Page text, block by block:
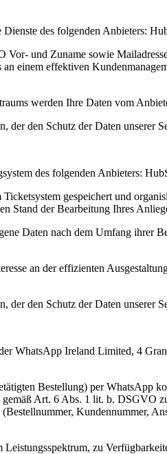
des folgenden Anbieters:
und Zuname sowie
einem effektiven
werden Ihre Daten vom
den Schutz der Daten unserer
des folgenden Anbieters:
gespeichert und
Stand der Bearbeitung Ihres
Daten nach dem Umfang ihrer
an der effizienten
den Schutz der Daten unserer
WhatsApp Ireland Limited, 4
Bestellung) per
Art. 6 Abs. 1 lit. b. DSGVO
Kundennummer,
zu